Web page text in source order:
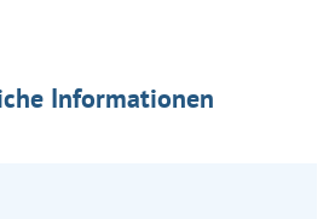
Informationen